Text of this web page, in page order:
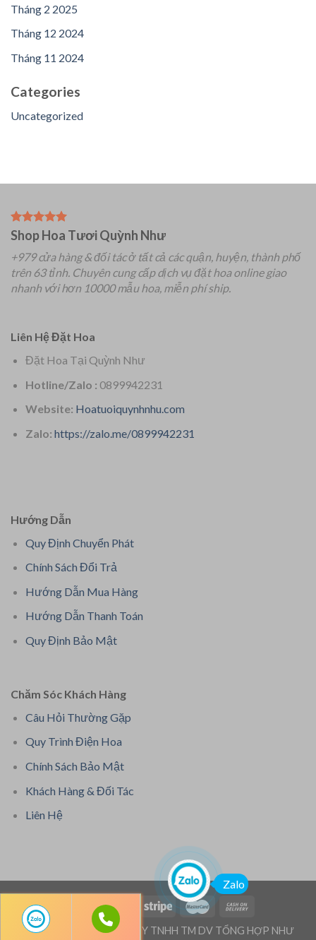
Tháng 2 2025
Tháng 12 2024
Tháng 11 2024
Categories
Uncategorized
Shop Hoa Tươi Quỳnh Như
+979 cửa hàng & đối tác ở tất cả các quận, huyện, thành phố
trên 63 tỉnh. Chuyên cung cấp dịch vụ đặt hoa online giao
nhanh với hơn 10000 mẫu hoa, miễn phí ship.
Liên Hệ Đặt Hoa
Đặt Hoa Tại Quỳnh Như
Hotline/Zalo : 0899942231
Website: Hoatuoiquynhnhu.com
Zalo: https://zalo.me/0899942231
Hướng Dẫn
Quy Định Chuyển Phát
Chính Sách Đổi Trả
Hướng Dẫn Mua Hàng
Hướng Dẫn Thanh Toán
Quy Định Bảo Mật
Chăm Sóc Khách Hàng
Câu Hỏi Thường Gặp
Quy Trình Điện Hoa
Chính Sách Bảo Mật
Khách Hàng & Đối Tác
Liên Hệ
Bản quyền thuộc: CÔNG TY TNHH TM DV TỔNG HỢP NHƯ
Zalo